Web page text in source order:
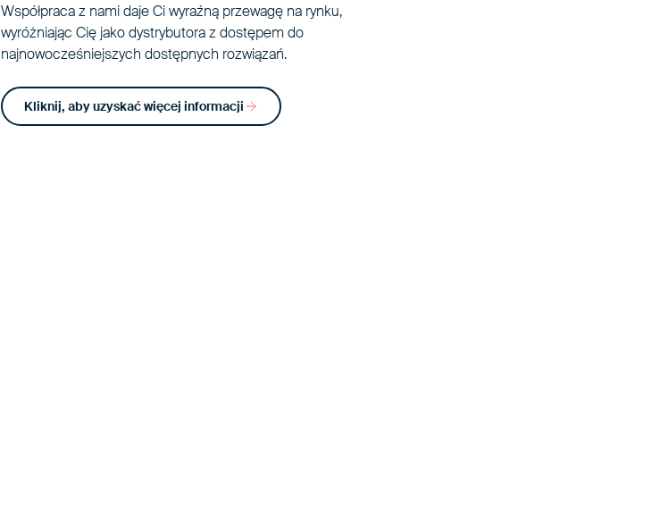
Współpraca z nami daje Ci wyraźną przewagę na rynku,
wyróżniając Cię jako dystrybutora z dostępem do
najnowocześniejszych dostępnych rozwiązań.
Kliknij, aby uzyskać więcej informacji